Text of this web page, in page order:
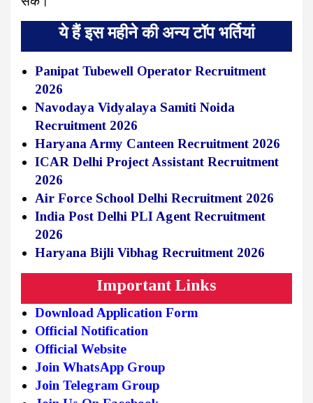
ये हैं इस महीने की अन्य टॉप भर्तियां
Panipat Tubewell Operator Recruitment
2026
Navodaya Vidyalaya Samiti Noida
Recruitment 2026
Haryana Army Canteen Recruitment 2026
ICAR Delhi Project Assistant Recruitment
2026
Air Force School Delhi Recruitment 2026
India Post Delhi PLI Agent Recruitment
2026
Haryana Bijli Vibhag Recruitment 2026
Important Links
Download Application Form
Official Notification
Official Website
Join WhatsApp Group
Join Telegram Group